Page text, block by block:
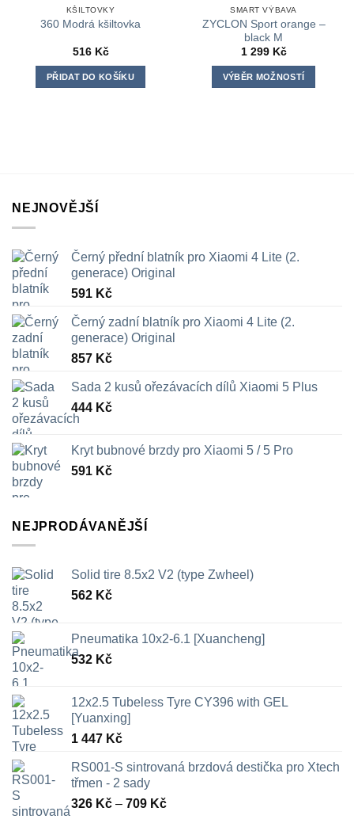
KŠILTOVKY
360 Modrá kšiltovka
516 Kč
PŘIDAT DO KOŠÍKU
SMART VÝBAVA
ZYCLON Sport orange –
black M
1 299 Kč
VÝBĚR MOŽNOSTÍ
produktu
NEJNOVĚJŠÍ
Černý přední blatník pro Xiaomi 4 Lite (2.
generace) Original
591 Kč
Černý zadní blatník pro Xiaomi 4 Lite (2.
generace) Original
857 Kč
Sada 2 kusů ořezávacích dílů Xiaomi 5 Plus
444 Kč
Kryt bubnové brzdy pro Xiaomi 5 / 5 Pro
591 Kč
NEJPRODÁVANĚJŠÍ
Solid tire 8.5x2 V2 (type Zwheel)
562 Kč
Pneumatika 10x2-6.1 [Xuancheng]
532 Kč
12x2.5 Tubeless Tyre CY396 with GEL
[Yuanxing]
1 447 Kč
RS001-S sintrovaná brzdová destička pro Xtech
třmen - 2 sady
326 Kč – 709 KčRozpětí